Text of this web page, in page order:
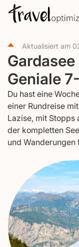
Aktualisiert am
Geniale
Du hast eine
einer Rundreise
Lazise, mit Stopps
der kompletten
und Wanderungen